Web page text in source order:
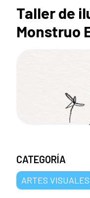
Taller de
Monstruo
CATEGORÍA
ARTES VISUALES